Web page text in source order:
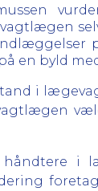
en byld
i
i